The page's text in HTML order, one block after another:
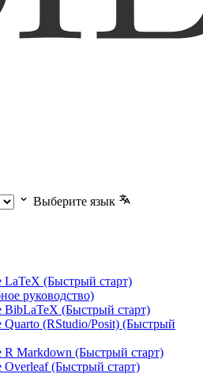
Выберите язык
LaTeX (Быстрый старт)
руководство)
BibLaTeX (Быстрый старт)
Quarto (RStudio/Posit) (Быстрый
R Markdown (Быстрый старт)
Overleaf (Быстрый старт)